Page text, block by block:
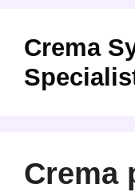
Crema
Crema